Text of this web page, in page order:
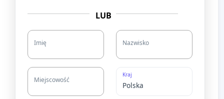
LUB
Imię Nazwisko
Miejscowość
Kraj